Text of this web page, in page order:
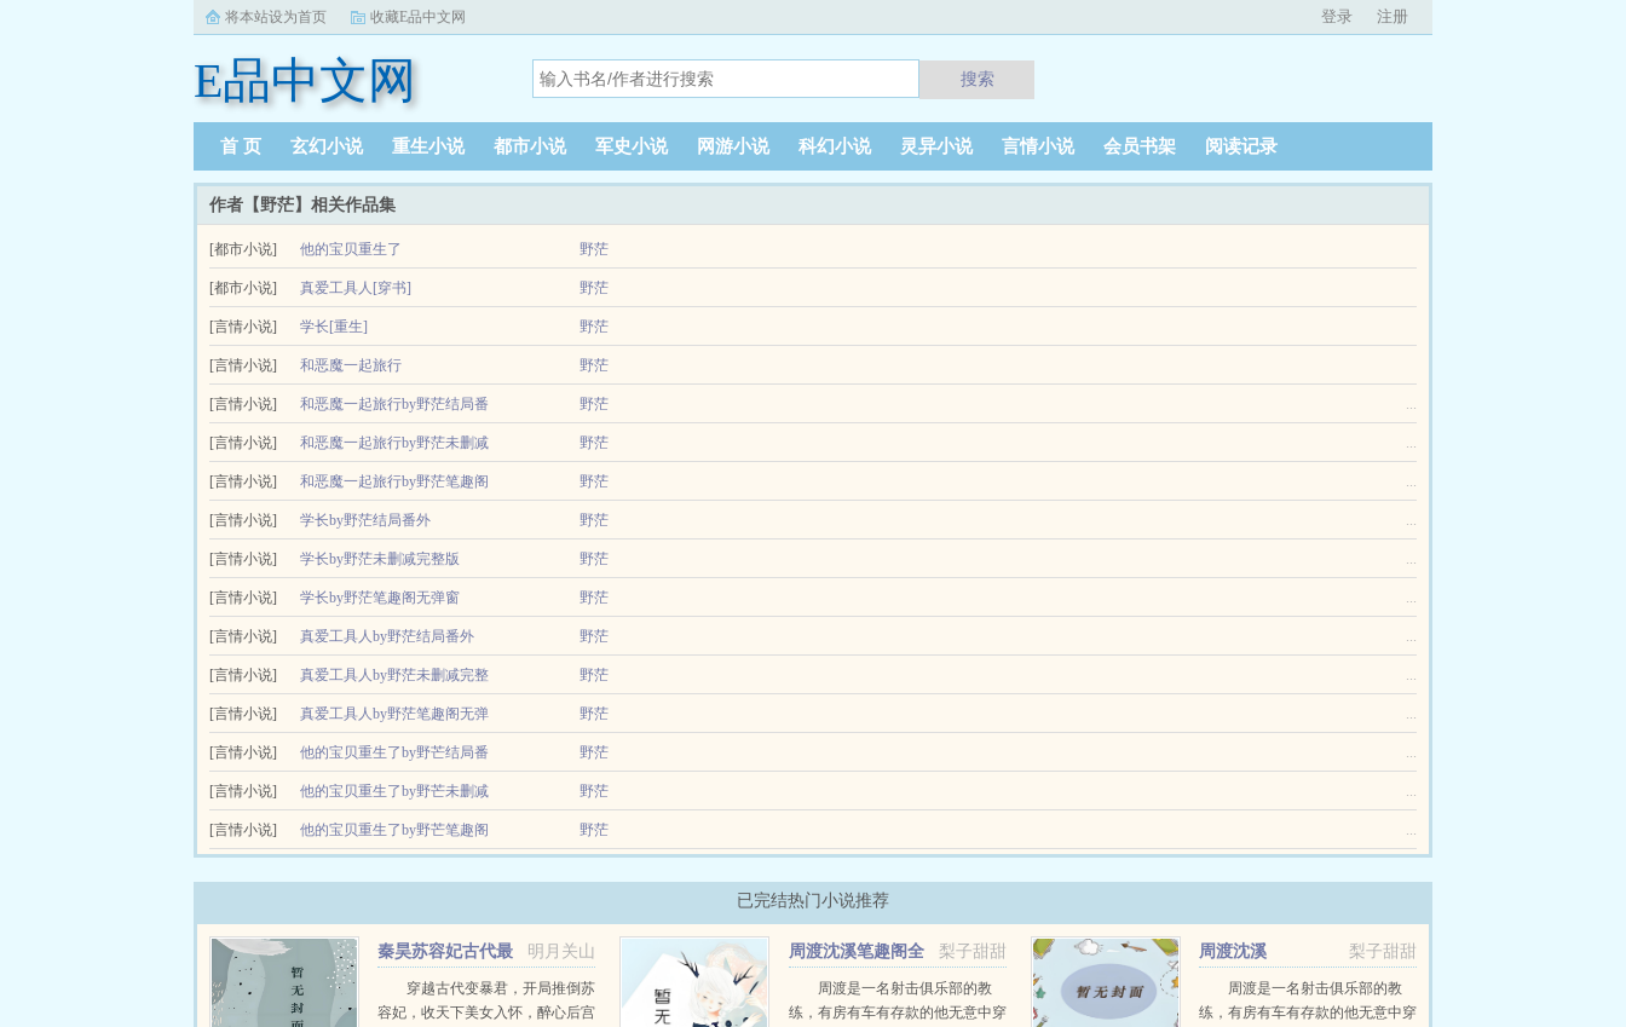
将本站设为首页 收藏E品中文网 登录 注册
E品中文网 搜索
首 页 玄幻小说 重生小说 都市小说 军史小说 网游小说 科幻小说 灵异小说 言情小说 会员书架 阅读记录
作者【野茫】相关作品集
[都市小说] 他的宝贝重生了 野茫
世人皆知，许拙命好，小城市里刚爬出来，还没受苦，就被邢家大少养了。邢刻少年车祸，性情阴，脾气差，却独独对许拙不同。万般疼爱，恨不得融进骨血里。哪怕弥留之际，想的也全
是怎么安顿他的宝贝。许拙很乖，怕他走得不安心，当...
[都市小说] 真爱工具人[穿书] 野茫
真爱工具人穿书一朝穿书，成为真爱工具人的江柏如傀儡般被压制数年。终于打破束缚破茧而出，发现自由是他的，灯光是他的，一切都是他的。写在前面风流倜傥巨好看模特受x偏执黑化
占有欲爆炸轮椅攻1v1背景架空，无原型，请勿代入，...
[言情小说] 学长[重生] 野茫
学长重生林翕二十七岁那一年，得知了高中学长许寒来车祸而亡的死讯。然后才知道，原来高中之后，他原以为可以从此走上人生巅峰的许寒来过得并不好。重回高中时代，林翕一改从
前，在许寒来将他从校园暴力中解救出来后，从此义无反顾地跟在了他...
[言情小说] 和恶魔一起旅行 野茫
和恶魔一起旅行文案下本他的宝贝重生了已开，感兴趣的小伙伴可以移步专栏哦异世大陆，怪物遍地。从小镇出发的温山眠作为猎魔人名气渐响。而让所有人都意想不到的是，最可怕的那
只怪物，竟然就住在温山眠家。他身体冰冷，长相精致，...
[言情小说] 和恶魔一起旅行by野茫结局番
外
野茫 ...
[言情小说] 和恶魔一起旅行by野茫未删减
完整版
野茫 ...
[言情小说] 和恶魔一起旅行by野茫笔趣阁
无弹窗
野茫 ...
[言情小说] 学长by野茫结局番外 野茫 ...
[言情小说] 学长by野茫未删减完整版 野茫 ...
[言情小说] 学长by野茫笔趣阁无弹窗 野茫 ...
[言情小说] 真爱工具人by野茫结局番外 野茫 ...
[言情小说] 真爱工具人by野茫未删减完整
版
野茫 ...
[言情小说] 真爱工具人by野茫笔趣阁无弹
窗
野茫 ...
[言情小说] 他的宝贝重生了by野芒结局番
外
野茫 ...
[言情小说] 他的宝贝重生了by野芒未删减
完整版
野茫 ...
[言情小说] 他的宝贝重生了by野芒笔趣阁 野茫 ...
已完结热门小说推荐
明月关山
秦昊苏容妃古代最
强昏君最新章节在线阅读
穿越古代变暴君，开局推倒苏
容妃，收天下美女入怀，醉心后宫
梨子甜甜
周渡沈溪笔趣阁全
文免费阅读
周渡是一名射击俱乐部的教
练，有房有车有存款的他无意中穿
梨子甜甜
周渡沈溪
周渡是一名射击俱乐部的教
练，有房有车有存款的他无意中穿